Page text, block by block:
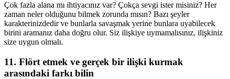
Çok fazla alana mı ihtiyacınız var? Çokça sevgi ister misiniz? Her
zaman neler olduğunu bilmek zorunda mısın? Bazı şeyler
karakterinizdedir ve bunlarla savaşmak yerine bunlara uyabilecek
birini aramanız daha doğru olur. Siz ilişkiye uymamalısınız, ilişkiniz
size uygun olmalı.
11. Flört etmek ve gerçek bir ilişki kurmak
arasındaki farkı bilin